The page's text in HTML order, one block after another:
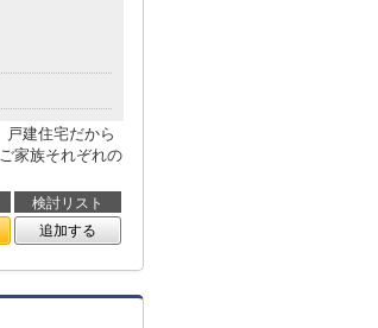
戸建住宅だから
家族それぞれの
検討リスト
追加する